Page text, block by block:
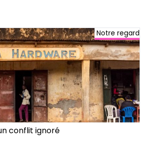
Notre regard
conflit ignoré